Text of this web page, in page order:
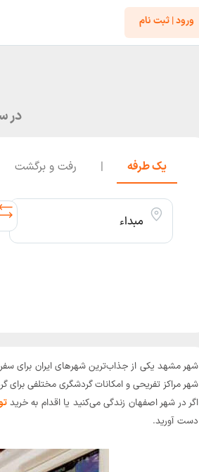
ورود | ثبت نام
در
یک طرفه | رفت و برگشت
مبداء
شهر مشهد یکی از جذاب‌ترین شهرهای ایران برای
شهر مراکز تفریحی و امکانات گردشگری مختلفی
اگر در شهر اصفهان زندگی می‌کنید یا اقدام به خرید
دست آورید.